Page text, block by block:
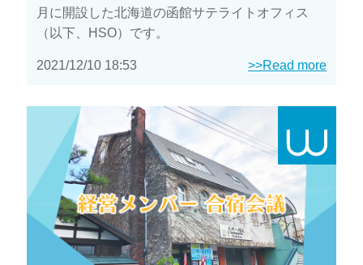
月に開設した北海道の函館サテライトオフィス
（以下、HSO）です。
2021/12/10 18:53 >>Read more